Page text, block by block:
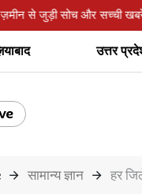
ज़मीन से जुड़ी सोच और
उत्तर
सामान्य ज्ञान हर